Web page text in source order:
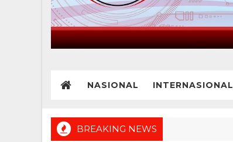
NASIONAL INTERNASIONAL
BREAKING NEWS